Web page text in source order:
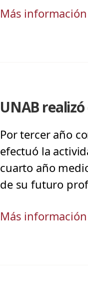
Más información
UNAB
Por tercer año
efectuó la
cuarto año
de su futuro
Más información